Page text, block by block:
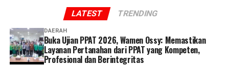
LATEST TRENDING
DAERAH
Buka Ujian PPAT 2026, Wamen Ossy: Memastikan
Layanan Pertanahan dari PPAT yang Kompeten,
Profesional dan Berintegritas